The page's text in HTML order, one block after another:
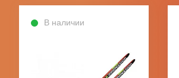
В наличии